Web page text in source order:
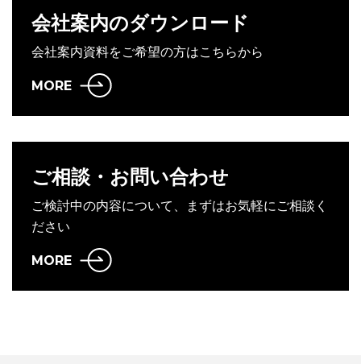
会社案内のダウンロード
会社案内資料をご希望の方はこちらから
MORE
ご相談・お問い合わせ
ご検討中の内容について、まずはお気軽にご相談く
ださい
MORE